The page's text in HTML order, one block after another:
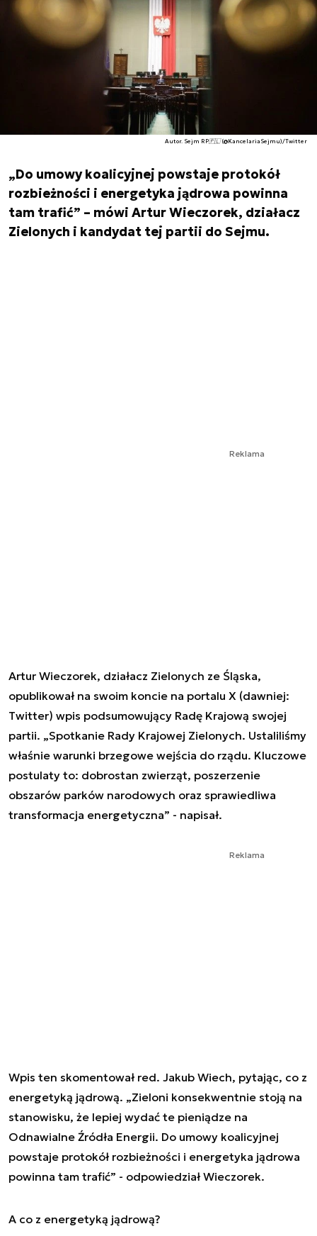
Autor. Sejm RP🇵🇱 (@KancelariaSejmu)/Twitter
„Do umowy koalicyjnej powstaje protokół
rozbieżności i energetyka jądrowa powinna
tam trafić” – mówi Artur Wieczorek, działacz
Zielonych i kandydat tej partii do Sejmu.
Reklama
Artur Wieczorek, działacz Zielonych ze Śląska,
opublikował na swoim koncie na portalu X (dawniej:
Twitter) wpis podsumowujący Radę Krajową swojej
partii. „Spotkanie Rady Krajowej Zielonych. Ustaliliśmy
właśnie warunki brzegowe wejścia do rządu. Kluczowe
postulaty to: dobrostan zwierząt, poszerzenie
obszarów parków narodowych oraz sprawiedliwa
transformacja energetyczna” - napisał.
Reklama
Wpis ten skomentował red. Jakub Wiech, pytając, co z
energetyką jądrową. „Zieloni konsekwentnie stoją na
stanowisku, że lepiej wydać te pieniądze na
Odnawialne Źródła Energii. Do umowy koalicyjnej
powstaje protokół rozbieżności i energetyka jądrowa
powinna tam trafić” - odpowiedział Wieczorek.
A co z energetyką jądrową?